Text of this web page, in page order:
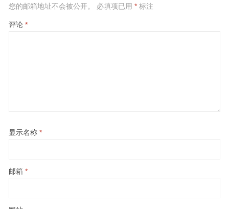
您的邮箱地址不会被公开。 必填项已用 *标注
评论 *
显示名称 *
邮箱 *